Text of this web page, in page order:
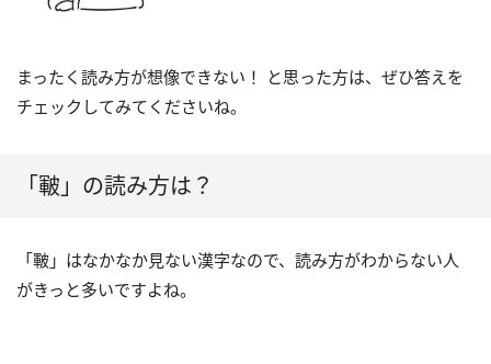
まったく読み方が想像できない！ と思った方は、ぜひ答えを
チェックしてみてくださいね。
「皸」の読み方は？
「皸」はなかなか見ない漢字なので、読み方がわからない人
がきっと多いですよね。